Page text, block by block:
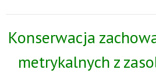
Konserwacja
metrykalnych z